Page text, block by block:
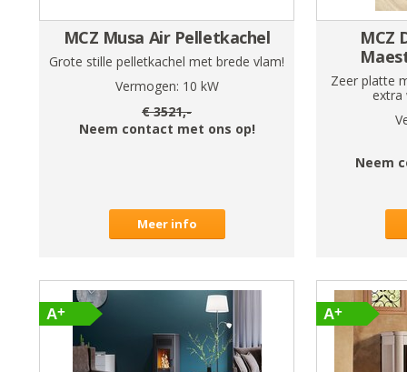
MCZ Musa Air Pelletkachel
Grote stille pelletkachel met brede vlam!
Vermogen: 10 kW
€3521,-
Neem contact met ons op!
Meer info
MCZ
Zeer platte
extra
Neem